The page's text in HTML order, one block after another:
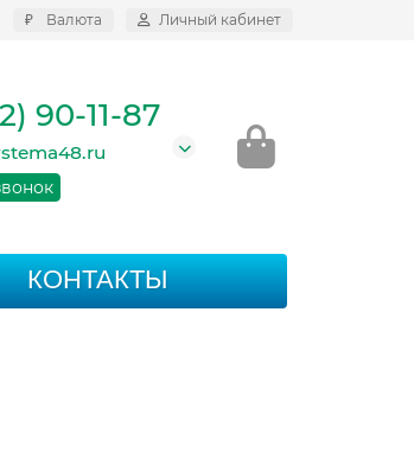
₽ Валюта Личный кабинет
90-11-87
КОНТАКТЫ